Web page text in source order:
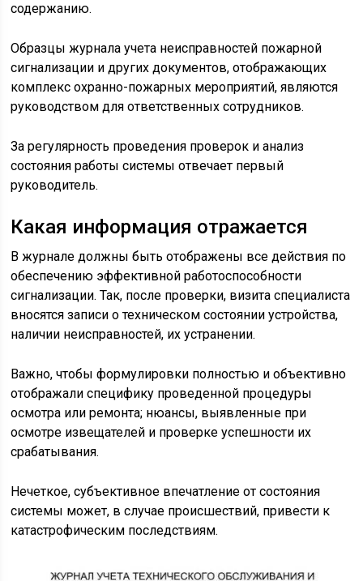
содержанию.
Образцы журнала учета неисправностей пожарной
сигнализации и других документов, отображающих
комплекс охранно-пожарных мероприятий, являются
руководством для ответственных сотрудников.
За регулярность проведения проверок и анализ
состояния работы системы отвечает первый
руководитель.
Какая информация отражается
В журнале должны быть отображены все действия по
обеспечению эффективной работоспособности
сигнализации. Так, после проверки, визита специалиста
вносятся записи о техническом состоянии устройства,
наличии неисправностей, их устранении.
Важно, чтобы формулировки полностью и объективно
отображали специфику проведенной процедуры
осмотра или ремонта; нюансы, выявленные при
осмотре извещателей и проверке успешности их
срабатывания.
Нечеткое, субъективное впечатление от состояния
системы может, в случае происшествий, привести к
катастрофическим последствиям.